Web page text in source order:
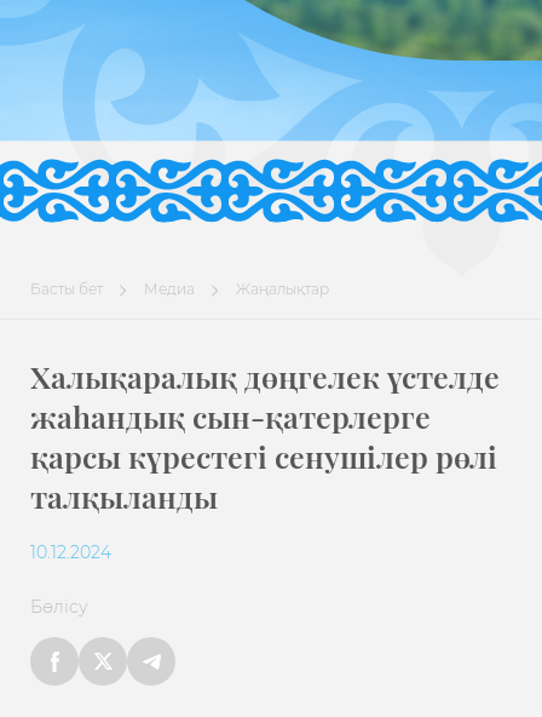
Басты бет Медиа Жаңалықтар
Халықаралық дөңгелек үстелде
жаһандық сын-қатерлерге
қарсы күрестегі сенушілер рөлі
талқыланды
10.12.2024
Бөлісу